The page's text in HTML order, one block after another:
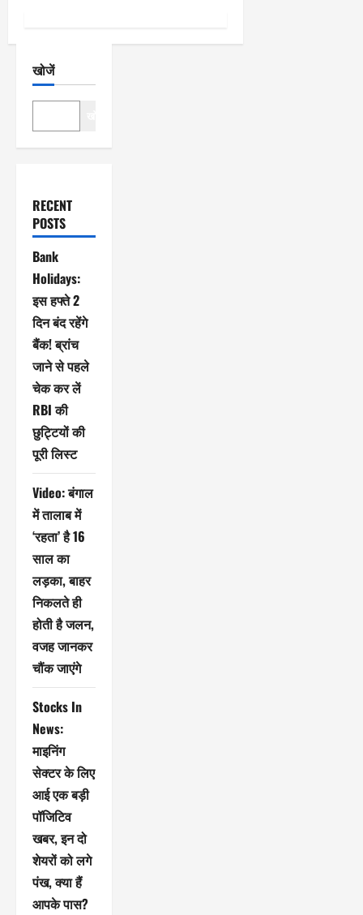
खोजें
RECENT
POSTS
Bank
Holidays:
इस हफ्ते 2
दिन बंद रहेंगे
बैंक! ब्रांच
जाने से पहले
चेक कर लें
RBI की
छुट्टियों की
पूरी लिस्ट
Video: बंगाल
में तालाब में
‘रहता’ है 16
साल का
लड़का, बाहर
निकलते ही
होती है जलन,
वजह जानकर
चौंक जाएंगे
Stocks In
News:
माइनिंग
सेक्टर के लिए
आई एक बड़ी
पॉजिटिव
खबर, इन दो
शेयरों को लगे
पंख, क्या हैं
आपके पास?